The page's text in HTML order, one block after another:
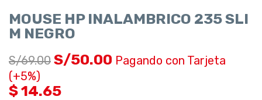
MOUSE HP INALAMBRICO 235 SLI
M NEGRO
S/69.00 S/50.00 Pagando con Tarjeta
(+5%)
$ 14.65